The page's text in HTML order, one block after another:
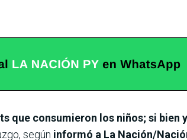
que consumieron los niños; si bien
según informó a La Nación/